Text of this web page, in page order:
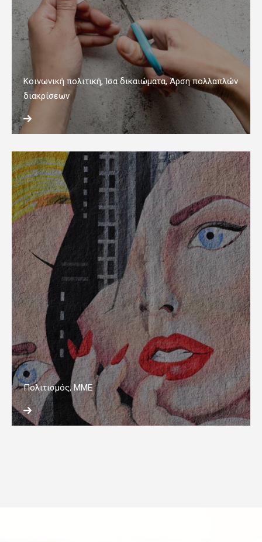
Κοινωνική πολιτική, Ίσα δικαιώματα, Άρση πολλαπλών
διακρίσεων
Πολιτισμός, ΜΜΕ